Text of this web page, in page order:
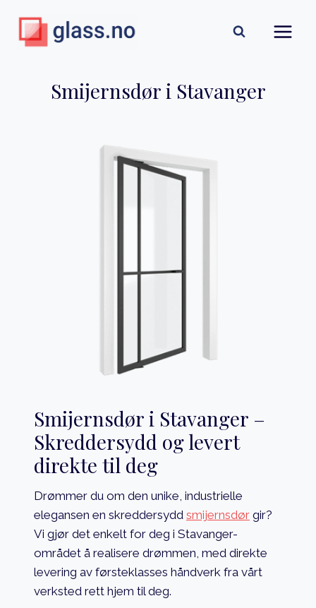
content
Smijernsdør i Stavanger
Smijernsdør i Stavanger –
Skreddersydd og levert
direkte til deg
Drømmer du om den unike, industrielle
elegansen en skreddersydd smijernsdør gir?
Vi gjør det enkelt for deg i Stavanger-
området å realisere drømmen, med direkte
levering av førsteklasses håndverk fra vårt
verksted rett hjem til deg.